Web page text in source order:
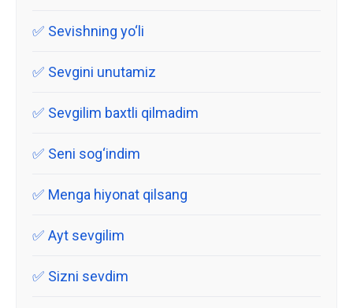
Sevishning yo‘li
Sevgini unutamiz
Sevgilim baxtli qilmadim
Seni sog‘indim
Menga hiyonat qilsang
Ayt sevgilim
Sizni sevdim